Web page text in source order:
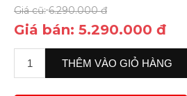
Giá cũ: 6.290.000 đ
Giá bán: 5.290.000 đ
IPHONE 12 PRO
IPHONE 12 PRO MAX